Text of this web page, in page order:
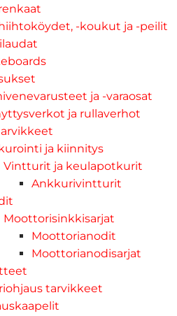
-koukut ja -peilit
ja -varaosat
ja rullaverhot
ja kiinnitys
Vintturit ja keulapotkurit
Ankkurivintturit
Moottorisinkkisarjat
Moottorianodit
Moottorianodisarjat
tarvikkeet